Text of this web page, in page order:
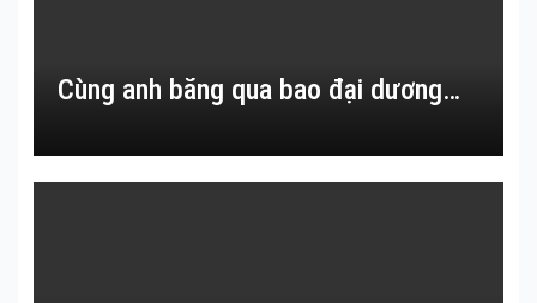
Cùng anh băng qua bao đại dương…